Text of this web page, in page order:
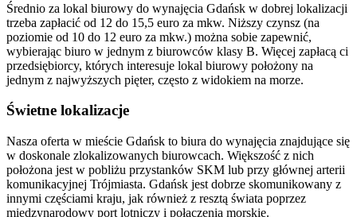
Średnio za lokal biurowy do wynajęcia Gdańsk w dobrej lokalizacji
trzeba zapłacić od 12 do 15,5 euro za mkw. Niższy czynsz (na
poziomie od 10 do 12 euro za mkw.) można sobie zapewnić,
wybierając biuro w jednym z biurowców klasy B. Więcej zapłacą ci
przedsiębiorcy, których interesuje lokal biurowy położony na
jednym z najwyższych pięter, często z widokiem na morze.
Świetne lokalizacje
Nasza oferta w mieście Gdańsk to biura do wynajęcia znajdujące się
w doskonale zlokalizowanych biurowcach. Większość z nich
położona jest w pobliżu przystanków SKM lub przy głównej arterii
komunikacyjnej Trójmiasta. Gdańsk jest dobrze skomunikowany z
innymi częściami kraju, jak również z resztą świata poprzez
międzynarodowy port lotniczy i połączenia morskie.